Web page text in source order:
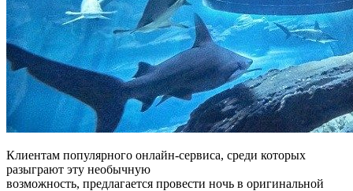
Клиентам популярного онлайн-сервиса, среди которых
разыграют эту необычную
возможность, предлагается провести ночь в оригинальной